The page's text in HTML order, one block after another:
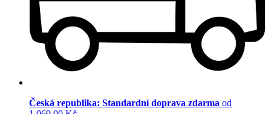
Česká republika: Standardní doprava zdarma od